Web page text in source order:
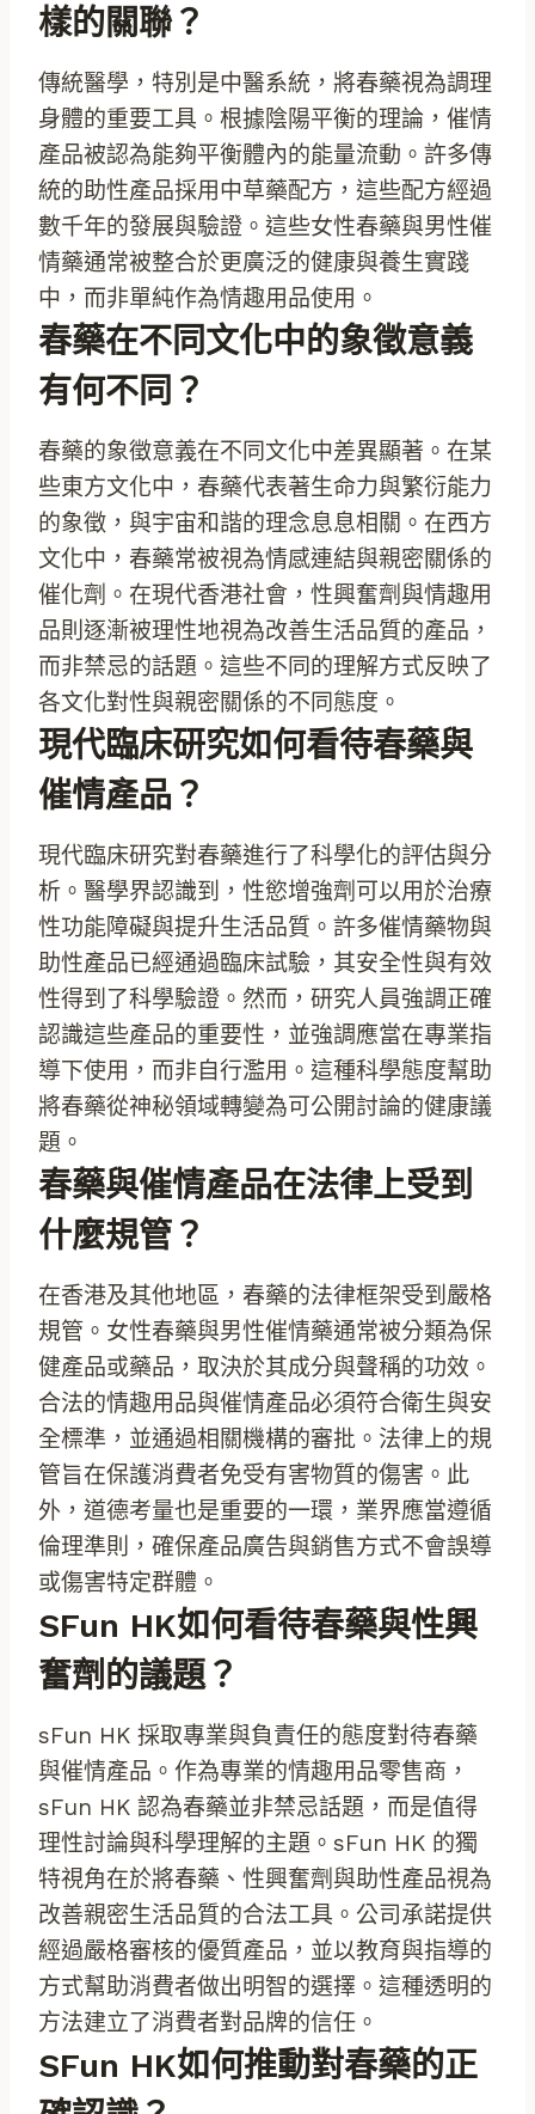
樣的關聯？
傳統醫學，特別是中醫系統，將春藥視為調理
身體的重要工具。根據陰陽平衡的理論，催情
產品被認為能夠平衡體內的能量流動。許多傳
統的助性產品採用中草藥配方，這些配方經過
數千年的發展與驗證。這些女性春藥與男性催
情藥通常被整合於更廣泛的健康與養生實踐
中，而非單純作為情趣用品使用。
春藥在不同文化中的象徵意義
有何不同？
春藥的象徵意義在不同文化中差異顯著。在某
些東方文化中，春藥代表著生命力與繁衍能力
的象徵，與宇宙和諧的理念息息相關。在西方
文化中，春藥常被視為情感連結與親密關係的
催化劑。在現代香港社會，性興奮劑與情趣用
品則逐漸被理性地視為改善生活品質的產品，
而非禁忌的話題。這些不同的理解方式反映了
各文化對性與親密關係的不同態度。
現代臨床研究如何看待春藥與
催情產品？
現代臨床研究對春藥進行了科學化的評估與分
析。醫學界認識到，性慾增強劑可以用於治療
性功能障礙與提升生活品質。許多催情藥物與
助性產品已經通過臨床試驗，其安全性與有效
性得到了科學驗證。然而，研究人員強調正確
認識這些產品的重要性，並強調應當在專業指
導下使用，而非自行濫用。這種科學態度幫助
將春藥從神秘領域轉變為可公開討論的健康議
題。
春藥與催情產品在法律上受到
什麼規管？
在香港及其他地區，春藥的法律框架受到嚴格
規管。女性春藥與男性催情藥通常被分類為保
健產品或藥品，取決於其成分與聲稱的功效。
合法的情趣用品與催情產品必須符合衛生與安
全標準，並通過相關機構的審批。法律上的規
管旨在保護消費者免受有害物質的傷害。此
外，道德考量也是重要的一環，業界應當遵循
倫理準則，確保產品廣告與銷售方式不會誤導
或傷害特定群體。
SFun HK如何看待春藥與性興
奮劑的議題？
sFun HK 採取專業與負責任的態度對待春藥
與催情產品。作為專業的情趣用品零售商，
sFun HK 認為春藥並非禁忌話題，而是值得
理性討論與科學理解的主題。sFun HK 的獨
特視角在於將春藥、性興奮劑與助性產品視為
改善親密生活品質的合法工具。公司承諾提供
經過嚴格審核的優質產品，並以教育與指導的
方式幫助消費者做出明智的選擇。這種透明的
方法建立了消費者對品牌的信任。
SFun HK如何推動對春藥的正